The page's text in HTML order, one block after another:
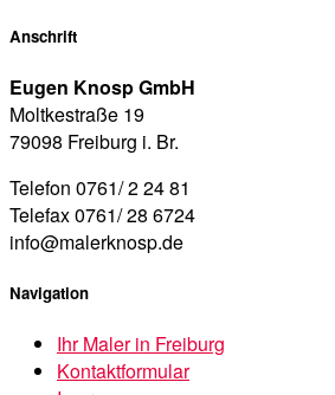
Anschrift
Eugen Knosp GmbH
Moltkestraße 19
79098 Freiburg i. Br.
Telefon 0761/ 2 24 81
Telefax 0761/ 28 6724
info@malerknosp.de
Navigation
Ihr Maler in Freiburg
Kontaktformular